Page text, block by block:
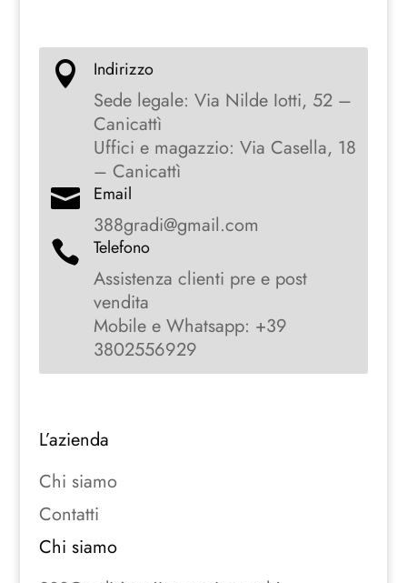
 Indirizzo
Sede legale: Via Nilde Iotti, 52 –
Canicattì
Uffici e magazzio: Via Casella, 18
– Canicattì
 Email
388gradi@gmail.com
 Telefono
Assistenza clienti pre e post
vendita
Mobile e Whatsapp: +39
3802556929
L’azienda
Chi siamo
Contatti
Chi siamo